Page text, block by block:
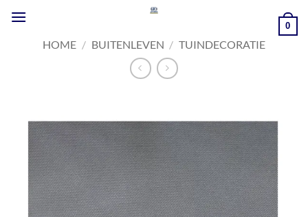
naar
0
HOME / BUITENLEVEN / TUINDECORATIE